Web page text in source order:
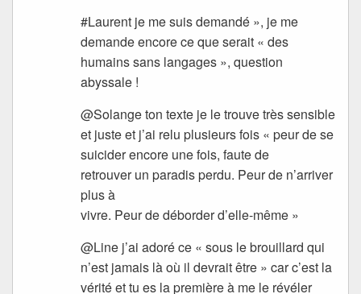
#Laurent je me suis demandé », je me
demande encore ce que serait « des
humains sans langages », question
abyssale !
@Solange ton texte je le trouve très sensible
et juste et j’ai relu plusieurs fois « peur de se
suicider encore une fois, faute de
retrouver un paradis perdu. Peur de n’arriver
plus à
vivre. Peur de déborder d’elle-même »
@Line j’ai adoré ce « sous le brouillard qui
n’est jamais là où il devrait être » car c’est la
vérité et tu es la première à me le révéler